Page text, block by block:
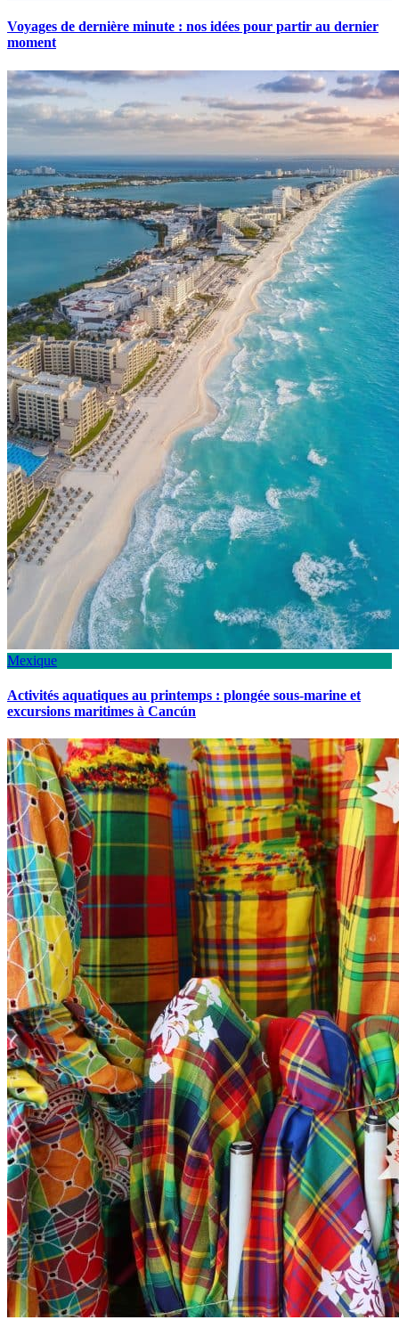
Voyages de dernière minute : nos idées pour partir au dernier
moment
Mexique
Activités aquatiques au printemps : plongée sous-marine et
excursions maritimes à Cancún